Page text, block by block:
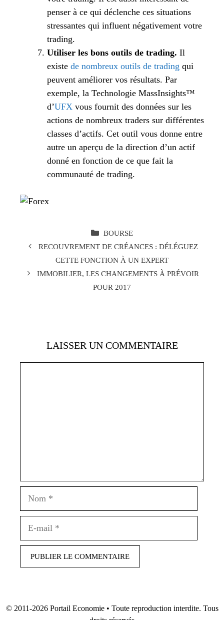
penser à ce qui déclenche ces situations
stressantes qui influent négativement votre
trading.
Utiliser les bons outils de trading. Il
existe de nombreux outils de trading qui
peuvent améliorer vos résultats. Par
exemple, la Technologie MassInsights™
d’UFX vous fournit des données sur les
actions de nombreux traders sur différentes
classes d’actifs. Cet outil vous donne entre
autre un aperçu de la direction d’un actif
donné en fonction de ce que fait la
communauté de trading.
CATÉGORIES
BOURSE
RECOUVREMENT DE CRÉANCES : DÉLÉGUEZ
CETTE FONCTION À UN EXPERT
IMMOBILIER, LES CHANGEMENTS À PRÉVOIR
POUR 2017
LAISSER UN COMMENTAIRE
© 2011-2026 Portail Economie• Toute reproduction interdite. Tous